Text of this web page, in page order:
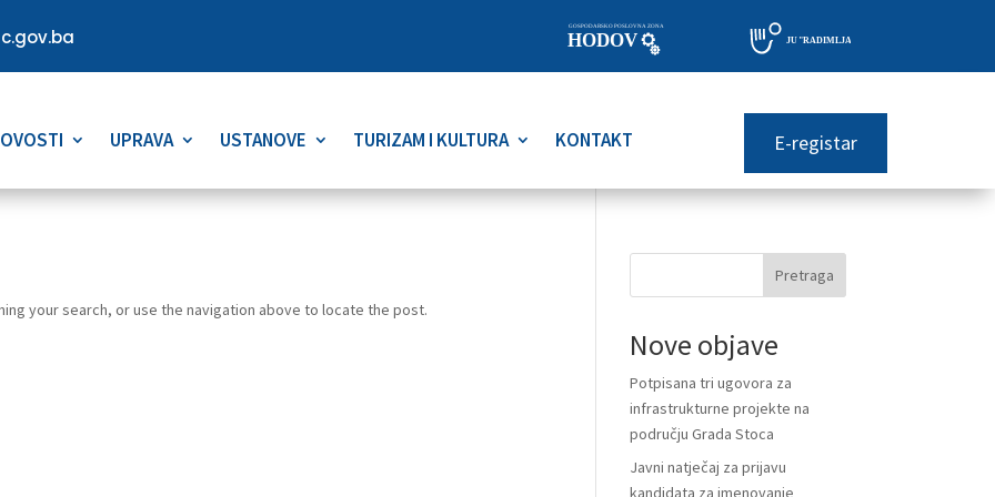
UPRAVA USTANOVE TURIZAM I KULTURA KONTAKT E-registar
your search, or use the navigation above to locate the post.
Pretraga
Nove objave
Potpisana tri ugovora za
infrastrukturne projekte na
području Grada Stoca
Javni natječaj za prijavu
kandidata za imenovanje